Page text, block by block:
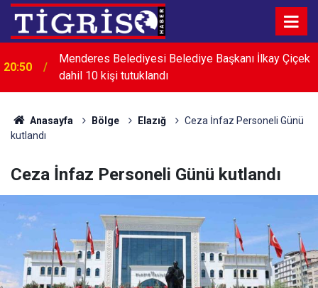
20:50
Menderes Belediyesi Belediye Başkanı İlkay Çiçek
dahil 10 kişi tutuklandı
20:23
CHP'li Alp: Biz bu sürece, cumhuriyeti demokrasiyle
taçlandırma süreci diyoruz
Anasayfa Bölge Elazığ
Ceza İnfaz Personeli Günü
kutlandı
Ceza İnfaz Personeli Günü kutlandı